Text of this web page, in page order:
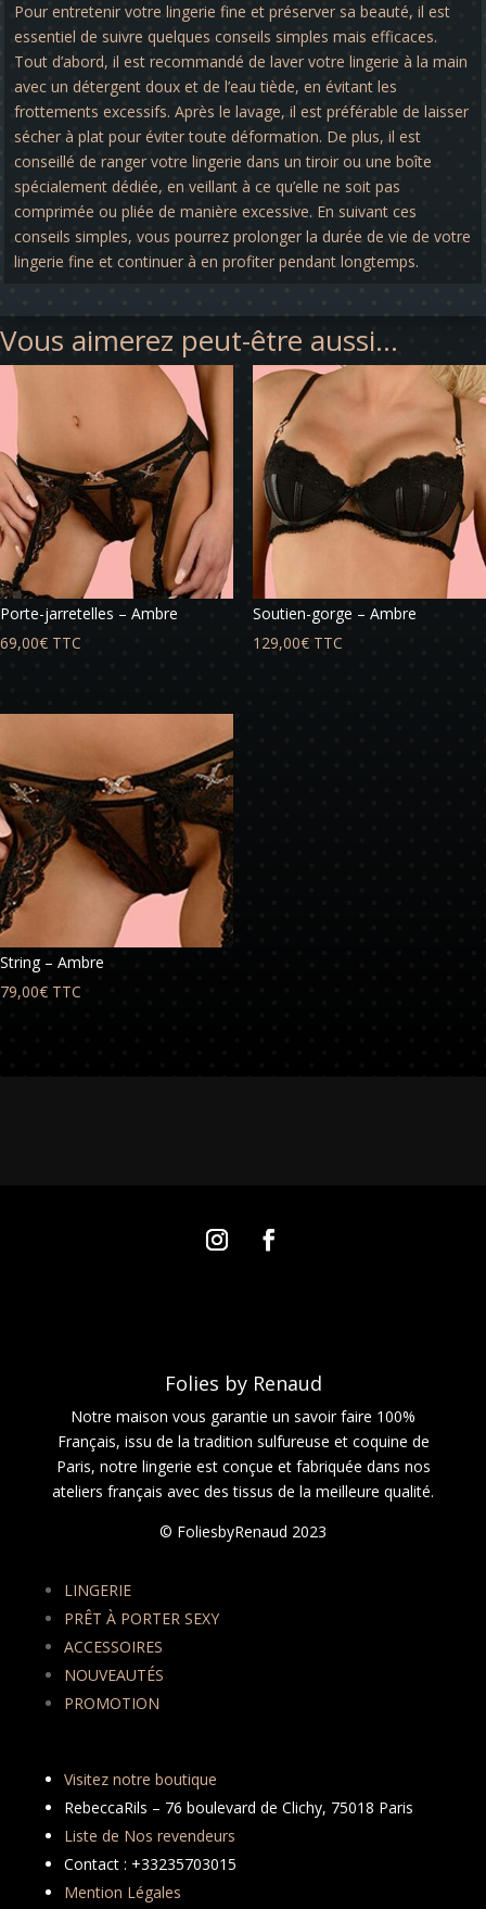
Pour entretenir votre lingerie fine et préserver sa beauté, il est
essentiel de suivre quelques conseils simples mais efficaces.
Tout d’abord, il est recommandé de laver votre lingerie à la main
avec un détergent doux et de l’eau tiède, en évitant les
frottements excessifs. Après le lavage, il est préférable de laisser
sécher à plat pour éviter toute déformation. De plus, il est
conseillé de ranger votre lingerie dans un tiroir ou une boîte
spécialement dédiée, en veillant à ce qu’elle ne soit pas
comprimée ou pliée de manière excessive. En suivant ces
conseils simples, vous pourrez prolonger la durée de vie de votre
lingerie fine et continuer à en profiter pendant longtemps.
Vous aimerez peut-être aussi…
Porte-jarretelles – Ambre
69,00€ TTC
Soutien-gorge – Ambre
129,00€ TTC
String – Ambre
79,00€ TTC
Folies by Renaud
Notre maison vous garantie un savoir faire 100%
Français, issu de la tradition sulfureuse et coquine de
Paris, notre lingerie est conçue et fabriquée dans nos
ateliers français avec des tissus de la meilleure qualité.
© FoliesbyRenaud 2023
LINGERIE
PRÊT À PORTER SEXY
ACCESSOIRES
NOUVEAUTÉS
PROMOTION
Visitez notre boutique
RebeccaRils – 76 boulevard de Clichy, 75018 Paris
Liste de Nos revendeurs
Contact : +33235703015
Mention Légales